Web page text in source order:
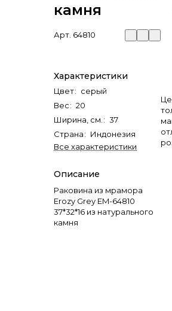
камня
Арт. 64810
Характеристики
Цвет: серый
Вес: 20
Ширина, см. : 37
Страна: Индонезия
Все характеристики
Описание
Раковина из мрамора
Erozy Grey EM-64810
37*32*16 из натурального
камня